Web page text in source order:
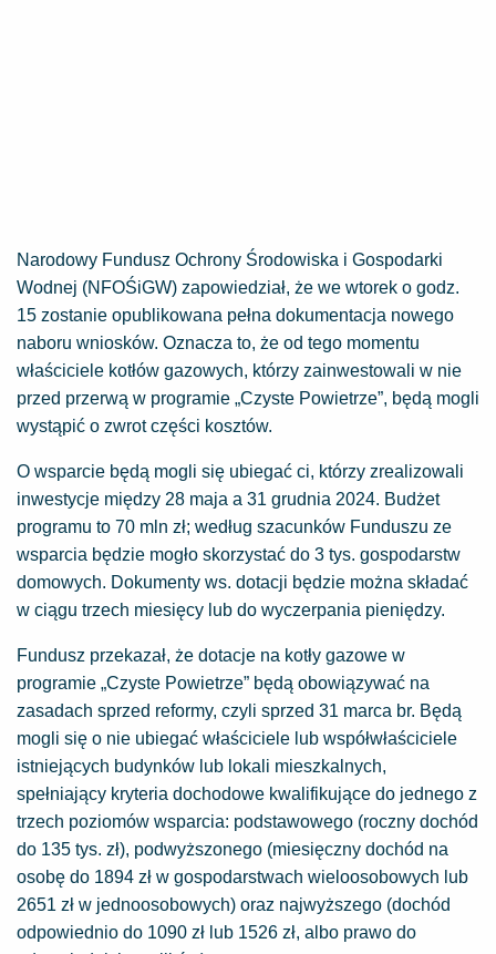
Narodowy Fundusz Ochrony Środowiska i Gospodarki
Wodnej (NFOŚiGW) zapowiedział, że we wtorek o godz.
15 zostanie opublikowana pełna dokumentacja nowego
naboru wniosków. Oznacza to, że od tego momentu
właściciele kotłów gazowych, którzy zainwestowali w nie
przed przerwą w programie „Czyste Powietrze”, będą mogli
wystąpić o zwrot części kosztów.
O wsparcie będą mogli się ubiegać ci, którzy zrealizowali
inwestycje między 28 maja a 31 grudnia 2024. Budżet
programu to 70 mln zł; według szacunków Funduszu ze
wsparcia będzie mogło skorzystać do 3 tys. gospodarstw
domowych. Dokumenty ws. dotacji będzie można składać
w ciągu trzech miesięcy lub do wyczerpania pieniędzy.
Fundusz przekazał, że dotacje na kotły gazowe w
programie „Czyste Powietrze” będą obowiązywać na
zasadach sprzed reformy, czyli sprzed 31 marca br. Będą
mogli się o nie ubiegać właściciele lub współwłaściciele
istniejących budynków lub lokali mieszkalnych,
spełniający kryteria dochodowe kwalifikujące do jednego z
trzech poziomów wsparcia: podstawowego (roczny dochód
do 135 tys. zł), podwyższonego (miesięczny dochód na
osobę do 1894 zł w gospodarstwach wieloosobowych lub
2651 zł w jednoosobowych) oraz najwyższego (dochód
odpowiednio do 1090 zł lub 1526 zł, albo prawo do